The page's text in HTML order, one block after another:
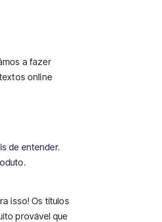
a fazer
online
de entender.
isso! Os títulos
provável que